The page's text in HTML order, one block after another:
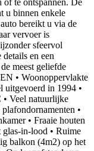
of te ontspannen. De
u binnen enkele
bereikt u via de
vervoer is
sfeervol
en een
meest geliefde
• Woonoppervlakte
uitgevoerd in 1994 •
• Veel natuurlijke
•
• Fraaie houten
glas-in-lood • Ruime
balkon (4m2) op het